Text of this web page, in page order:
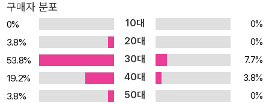
구매자 분포
0% 10대
0%
3.8%
20대
0%
53.8%
30대
7.7%
19.2%
40대
3.8%
3.8%
50대
0%